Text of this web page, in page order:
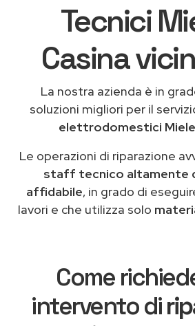
Tecnici
Casina
La nostra azienda è in
soluzioni migliori per il
elettrodomestici Miele
Le operazioni di riparazione
staff tecnico altamente
affidabile, in grado di
lavori e che utilizza solo
Come
intervento di